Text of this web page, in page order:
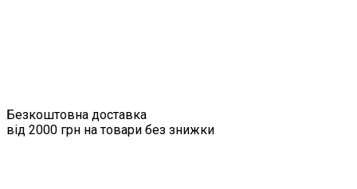
Безкоштовна доставка
від 2000 грн на товари без знижки